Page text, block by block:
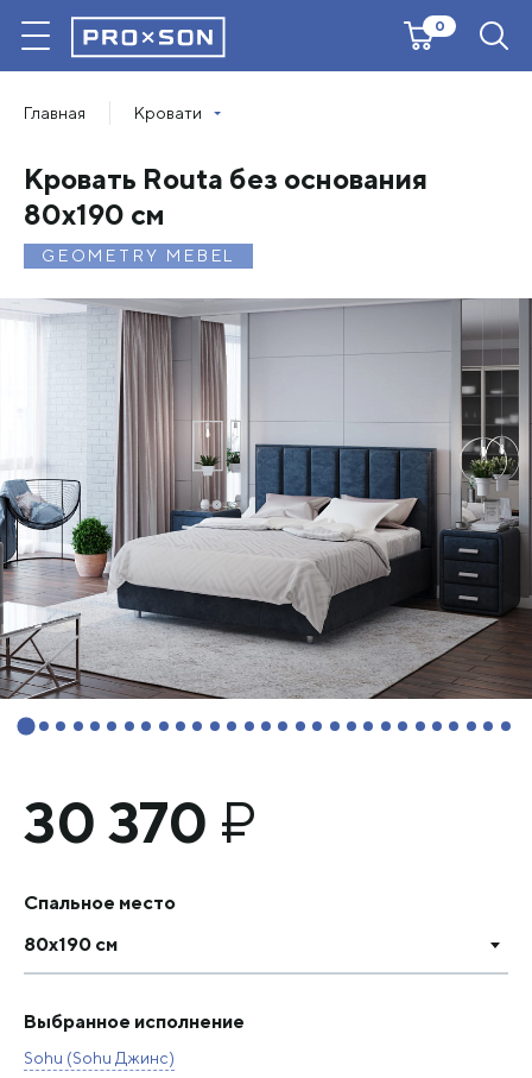
0
Главная Кровати
GEOMETRY MEBEL
Кровать Routa без основания
80х190 см
30 370 ₽
Спальное место
80х190 см
Выбранное исполнение
Sohu (Sohu Джинс)